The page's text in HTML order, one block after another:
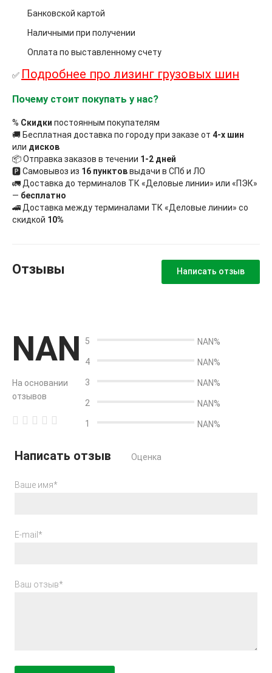
Банковской картой
Наличными при получении
Оплата по выставленному счету
✅ Подробнее про лизинг грузовых шин
Почему стоит покупать у нас?
% Скидки постоянным покупателям
🚚 Бесплатная доставка по городу при заказе от 4-х шин
или дисков
📦 Отправка заказов в течении 1-2 дней
🅿 Самовывоз из 16 пунктоввыдачи в СПб и ЛО
🚛 Доставка до терминалов ТК «Деловые линии» или «ПЭК»
— бесплатно
🚄 Доставка между терминалами ТК «Деловые линии» со
скидкой 10%
Отзывы Написать отзыв
NAN
На основании
отзывов
5 NAN%
4 NAN%
3 NAN%
2 NAN%
1 NAN%
Написать отзыв Оценка
Ваше имя*
E-mail*
Ваш отзыв*